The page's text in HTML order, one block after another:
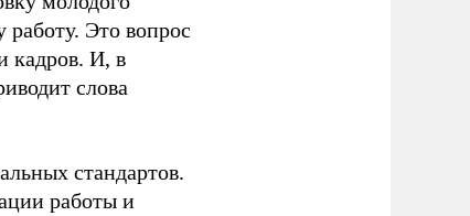
Это вопрос
кадров. И, в
слова
стандартов.
работы и